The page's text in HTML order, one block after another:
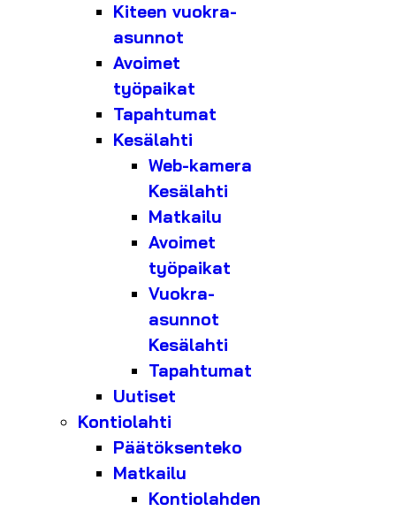
Kiteen vuokra-
asunnot
Avoimet
työpaikat
Tapahtumat
Kesälahti
Web-kamera
Kesälahti
Matkailu
Avoimet
työpaikat
Vuokra-
asunnot
Kesälahti
Tapahtumat
Uutiset
Kontiolahti
Päätöksenteko
Matkailu
Kontiolahden